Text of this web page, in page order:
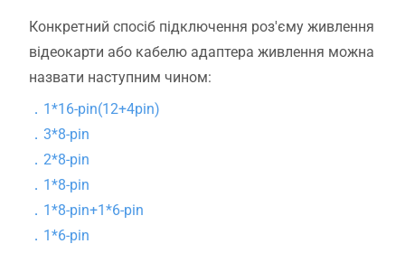
Конкретний спосіб підключення роз'єму живлення
відеокарти або кабелю адаптера живлення можна
назвати наступним чином:
． 1*16-pin(12+4pin)
． 3*8-pin
． 2*8-pin
． 1*8-pin
． 1*8-pin+1*6-pin
． 1*6-pin